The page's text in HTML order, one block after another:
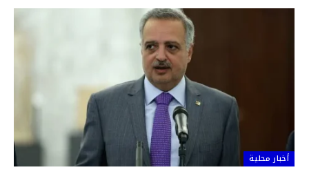
أخبار محلية